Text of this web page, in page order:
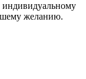
индивидуальному
желанию.